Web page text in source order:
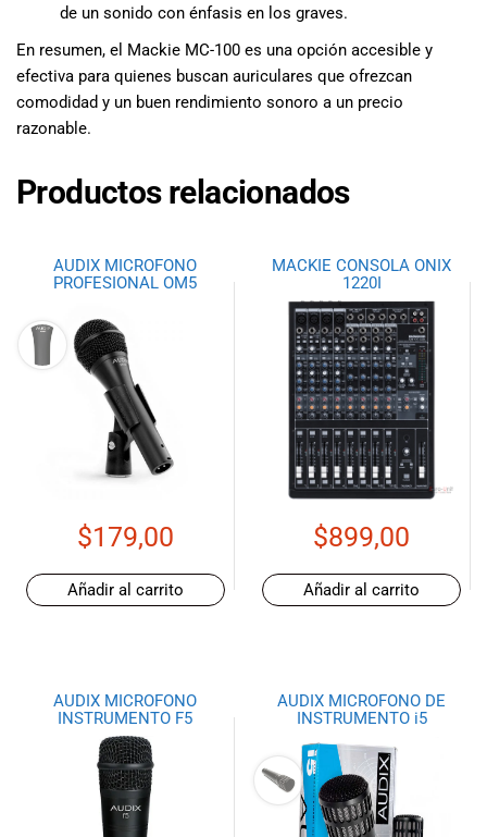
de un sonido con énfasis en los graves.
En resumen, el Mackie MC-100 es una opción accesible y
efectiva para quienes buscan auriculares que ofrezcan
comodidad y un buen rendimiento sonoro a un precio
razonable.
Productos relacionados
AUDIX MICROFONO
PROFESIONAL OM5
$179,00
Añadir al carrito
MACKIE CONSOLA ONIX
1220I
$899,00
Añadir al carrito
AUDIX MICROFONO
INSTRUMENTO F5
AUDIX MICROFONO DE
INSTRUMENTO i5